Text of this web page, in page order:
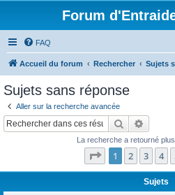
Forum
FAQ
Accueil du forum Rechercher Sujets
Sujets sans réponse
Aller sur la recherche avancée
Rechercher
La recherche a retourné
Page 1sur25
1 2 3 4
Sujets